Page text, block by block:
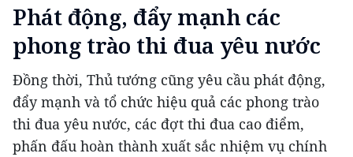
Phát động, đẩy mạnh các
phong trào thi đua yêu nước
Đồng thời, Thủ tướng cũng yêu cầu phát động,
đẩy mạnh và tổ chức hiệu quả các phong trào
thi đua yêu nước, các đợt thi đua cao điểm,
phấn đấu hoàn thành xuất sắc nhiệm vụ chính